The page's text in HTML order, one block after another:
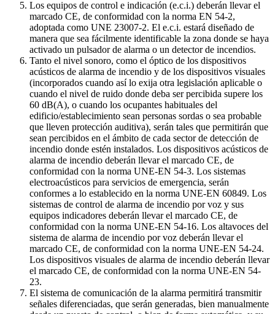
Los equipos de control e indicación (e.c.i.) deberán llevar el
marcado CE, de conformidad con la norma EN 54-2,
adoptada como UNE 23007-2. El e.c.i. estará diseñado de
manera que sea fácilmente identificable la zona donde se haya
activado un pulsador de alarma o un detector de incendios.
Tanto el nivel sonoro, como el óptico de los dispositivos
acústicos de alarma de incendio y de los dispositivos visuales
(incorporados cuando así lo exija otra legislación aplicable o
cuando el nivel de ruido donde deba ser percibida supere los
60 dB(A), o cuando los ocupantes habituales del
edificio/establecimiento sean personas sordas o sea probable
que lleven protección auditiva), serán tales que permitirán que
sean percibidos en el ámbito de cada sector de detección de
incendio donde estén instalados. Los dispositivos acústicos de
alarma de incendio deberán llevar el marcado CE, de
conformidad con la norma UNE-EN 54-3. Los sistemas
electroacústicos para servicios de emergencia, serán
conformes a lo establecido en la norma UNE-EN 60849. Los
sistemas de control de alarma de incendio por voz y sus
equipos indicadores deberán llevar el marcado CE, de
conformidad con la norma UNE-EN 54-16. Los altavoces del
sistema de alarma de incendio por voz deberán llevar el
marcado CE, de conformidad con la norma UNE-EN 54-24.
Los dispositivos visuales de alarma de incendio deberán llevar
el marcado CE, de conformidad con la norma UNE-EN 54-
23.
El sistema de comunicación de la alarma permitirá transmitir
señales diferenciadas, que serán generadas, bien manualmente